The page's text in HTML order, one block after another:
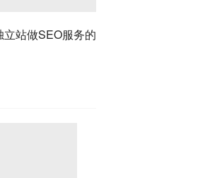
站做SEO服务的